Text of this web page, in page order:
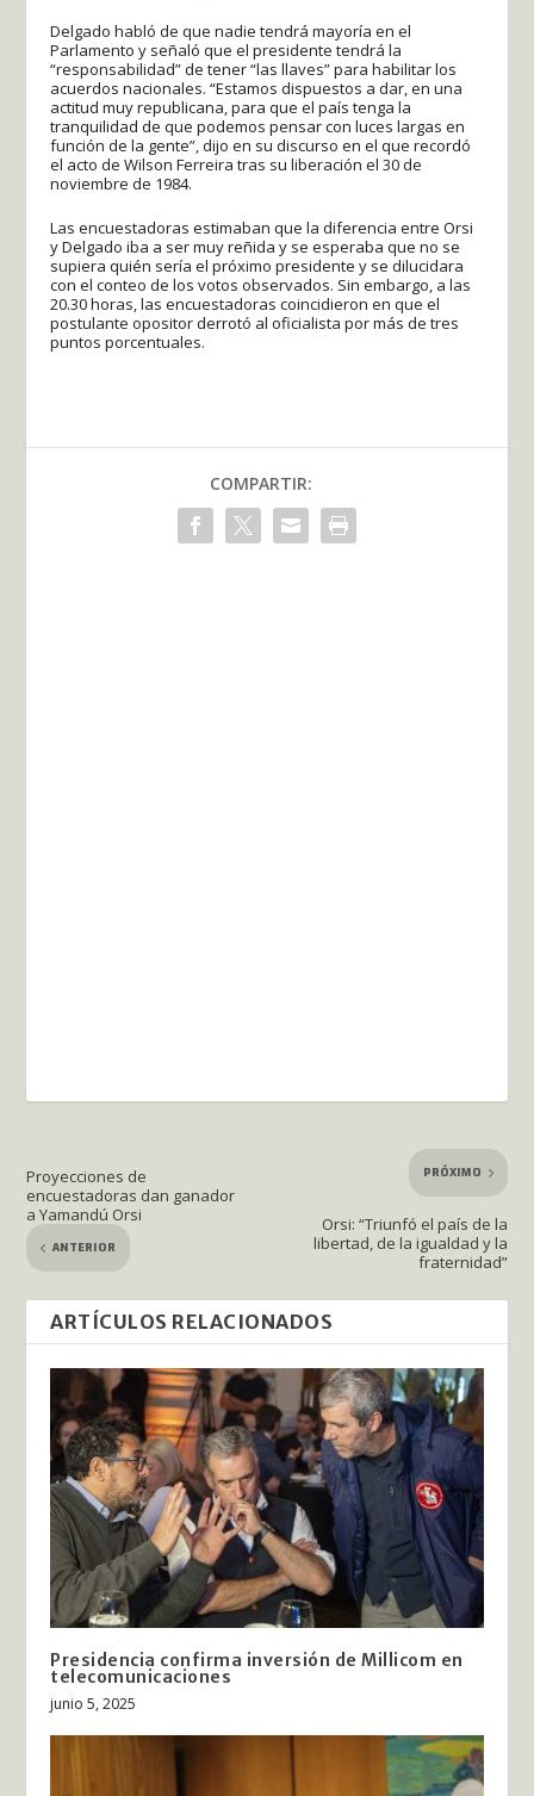
Delgado habló de que nadie tendrá mayoría en el
Parlamento y señaló que el presidente tendrá la
“responsabilidad” de tener “las llaves” para habilitar los
acuerdos nacionales. “Estamos dispuestos a dar, en una
actitud muy republicana, para que el país tenga la
tranquilidad de que podemos pensar con luces largas en
función de la gente”, dijo en su discurso en el que recordó
el acto de Wilson Ferreira tras su liberación el 30 de
noviembre de 1984.
Las encuestadoras estimaban que la diferencia entre Orsi
y Delgado iba a ser muy reñida y se esperaba que no se
supiera quién sería el próximo presidente y se dilucidara
con el conteo de los votos observados. Sin embargo, a las
20.30 horas, las encuestadoras coincidieron en que el
postulante opositor derrotó al oficialista por más de tres
puntos porcentuales.
COMPARTIR:
Proyecciones de
encuestadoras dan ganador
a Yamandú Orsi
ANTERIOR
PRÓXIMO
Orsi: “Triunfó el país de la
libertad, de la igualdad y la
fraternidad”
ARTÍCULOS RELACIONADOS
Presidencia confirma inversión de Millicom en
telecomunicaciones
junio 5, 2025